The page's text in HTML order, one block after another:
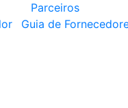
Parceiros
Guia de